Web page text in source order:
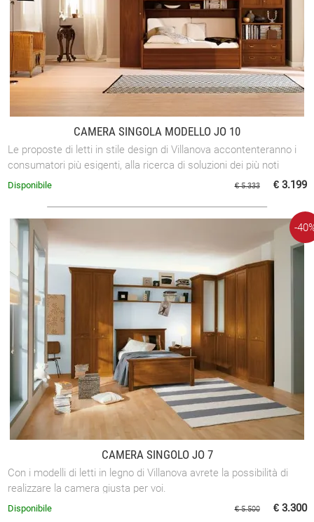
CAMERA SINGOLA MODELLO JO 10
Le proposte di letti in stile design di Villanova accontenteranno i
consumatori più esigenti, alla ricerca di soluzioni dei più noti
brand.
€ 5.333 € 3.199
Disponibile
CAMERA SINGOLO JO 7
Con i modelli di letti in legno di Villanova avrete la possibilità di
realizzare la camera giusta per voi.
-
€ 5.500 € 3.300
Disponibile